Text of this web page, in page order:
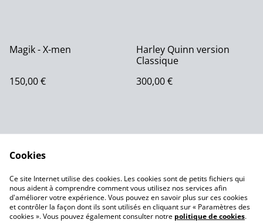
Magik - X-men
150,00 €
Harley Quinn version
Classique
300,00 €
Contactez-nous
Conditions
Politique de
confidentialité
Politique de cookies
Cookies
Ce site Internet utilise des cookies. Les cookies sont de petits fichiers qui
nous aident à comprendre comment vous utilisez nos services afin
d'améliorer votre expérience. Vous pouvez en savoir plus sur ces cookies
et contrôler la façon dont ils sont utilisés en cliquant sur « Paramètres des
cookies ». Vous pouvez également consulter notre politique de cookies.